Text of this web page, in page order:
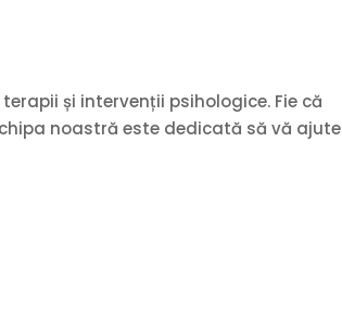
și intervenții psihologice. Fie că
noastră este dedicată să vă ajute